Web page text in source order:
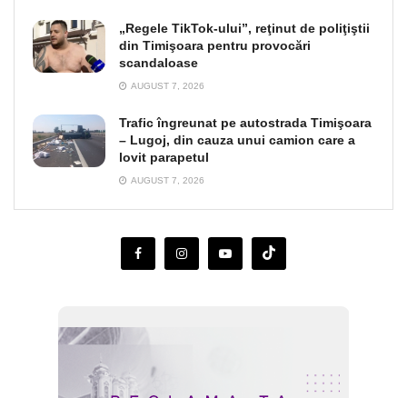
„Regele TikTok-ului”, reţinut de poliţiştii
din Timişoara pentru provocări
scandaloase
AUGUST 7, 2026
Trafic îngreunat pe autostrada Timişoara
– Lugoj, din cauza unui camion care a
lovit parapetul
AUGUST 7, 2026